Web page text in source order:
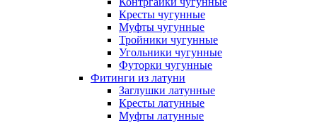
Кресты чугунные
Муфты чугунные
Тройники чугунные
Угольники чугунные
Футорки чугунные
Фитинги из латуни
Заглушки латунные
Кресты латунные
Муфты латунные